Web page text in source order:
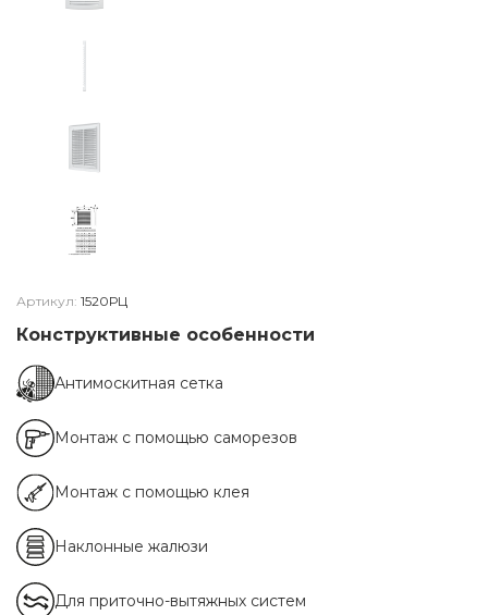
Артикул: 1520РЦ
Конструктивные особенности
Антимоскитная сетка
Монтаж с помощью саморезов
Монтаж с помощью клея
Наклонные жалюзи
Для приточно-вытяжных систем